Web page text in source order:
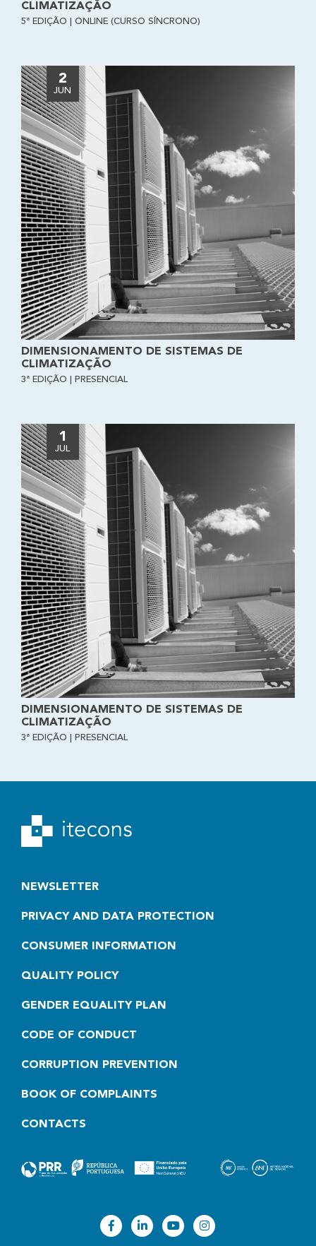
CLIMATIZAÇÃO
5ª EDIÇÃO | ONLINE (CURSO SÍNCRONO)
2
JUN
DIMENSIONAMENTO DE SISTEMAS DE
CLIMATIZAÇÃO
3ª EDIÇÃO | PRESENCIAL
1
JUL
DIMENSIONAMENTO DE SISTEMAS DE
CLIMATIZAÇÃO
3ª EDIÇÃO | PRESENCIAL
NEWSLETTER
PRIVACY AND DATA PROTECTION
CONSUMER INFORMATION
QUALITY POLICY
GENDER EQUALITY PLAN
CODE OF CONDUCT
CORRUPTION PREVENTION
BOOK OF COMPLAINTS
CONTACTS